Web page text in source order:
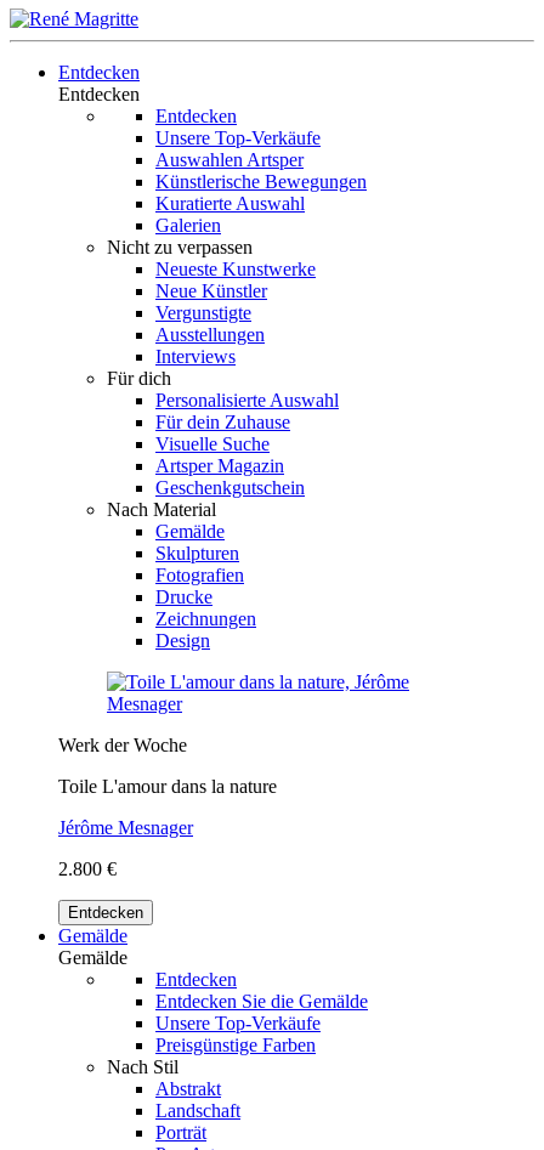
Entdecken
Entdecken
Entdecken
Unsere Top-Verkäufe
Auswahlen Artsper
Künstlerische Bewegungen
Kuratierte Auswahl
Galerien
Nicht zu verpassen
Neueste Kunstwerke
Neue Künstler
Vergunstigte
Ausstellungen
Interviews
Für dich
Personalisierte Auswahl
Für dein Zuhause
Visuelle Suche
Artsper Magazin
Geschenkgutschein
Nach Material
Gemälde
Skulpturen
Fotografien
Drucke
Zeichnungen
Design
Werk der Woche
Toile L'amour dans la nature
Jérôme Mesnager
2.800 €
Entdecken
Gemälde
Gemälde
Entdecken
Entdecken Sie die Gemälde
Unsere Top-Verkäufe
Preisgünstige Farben
Nach Stil
Abstrakt
Landschaft
Porträt